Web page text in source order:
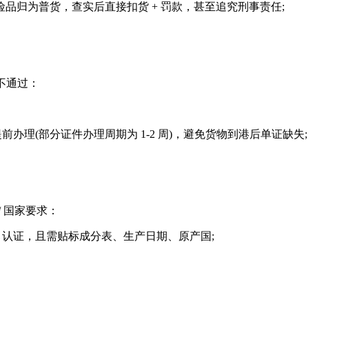
归为普货，查实后直接扣货 + 罚款，甚至追究刑事责任;
过：
理(部分证件办理周期为 1-2 周)，避免货物到港后单证缺失;
家要求：
证，且需贴标成分表、生产日期、原产国;